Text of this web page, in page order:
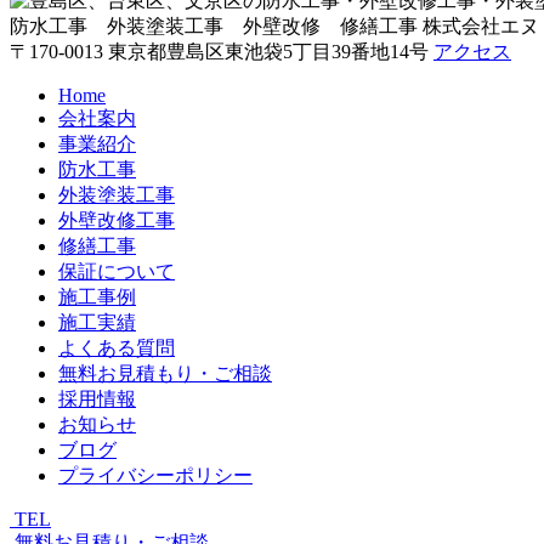
防水工事 外装塗装工事 外壁改修 修繕工事 株式会社エヌ
〒170-0013 東京都豊島区東池袋5丁目39番地14号 アクセス
Home
会社案内
事業紹介
防水工事
外装塗装工事
外壁改修工事
修繕工事
保証について
施工事例
施工実績
よくある質問
無料お見積もり・ご相談
採用情報
お知らせ
ブログ
プライバシーポリシー
TEL